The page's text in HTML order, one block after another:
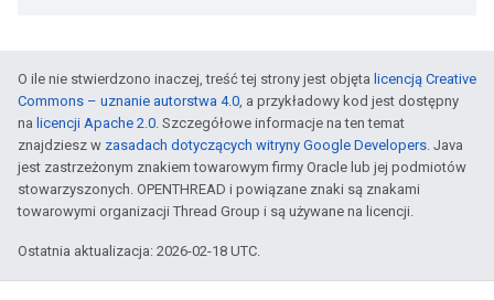
O ile nie stwierdzono inaczej, treść tej strony jest objęta licencją Creative
Commons – uznanie autorstwa 4.0, a przykładowy kod jest dostępny
na licencji Apache 2.0. Szczegółowe informacje na ten temat
znajdziesz w zasadach dotyczących witryny Google Developers. Java
jest zastrzeżonym znakiem towarowym firmy Oracle lub jej podmiotów
stowarzyszonych. OPENTHREAD i powiązane znaki są znakami
towarowymi organizacji Thread Group i są używane na licencji.
Ostatnia aktualizacja: 2026-02-18 UTC.